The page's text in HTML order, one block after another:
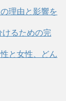
理由と影響を
けるための完
と女性、どん